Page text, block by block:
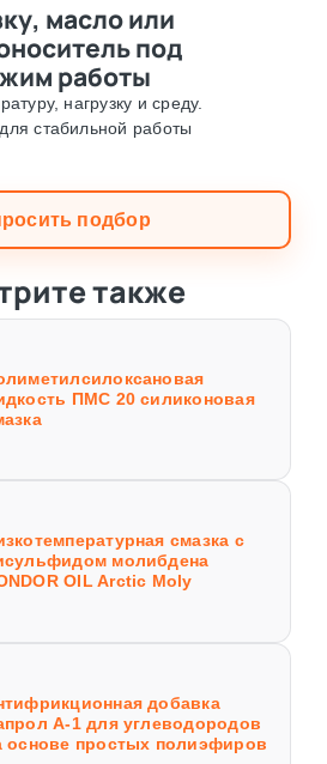
масло или
под
работы
нагрузку и среду.
стабильной работы
подбор
также
ПМС 20 силиконовая
смазка с
молибдена
OIL Arctic Moly
добавка
А-1 для углеводородов
основе простых полиэфиров